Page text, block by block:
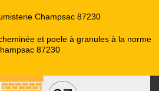
Champsac 87230
et poele à granules à la norme
87230